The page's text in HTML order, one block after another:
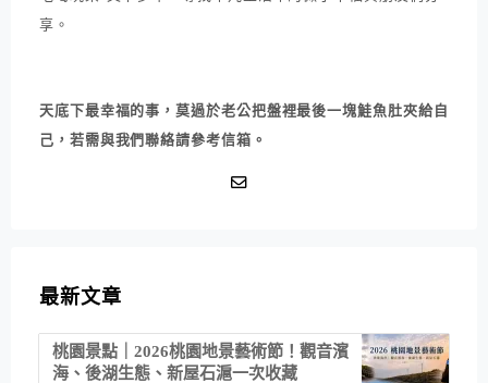
享。
天底下最幸福的事，莫過於老公把盤裡最後一塊鮭魚肚夾給自
己，若需與我們聯絡請參考信箱。
最新文章
桃園景點｜2026桃園地景藝術節！觀音濱
海、後湖生態、新屋石滬一次收藏